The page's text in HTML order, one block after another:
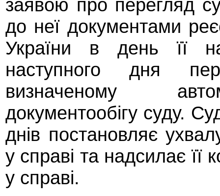
заявою про перегляд
до неї документами
України в день її
наступного дня
визначеному
документообігу суду.
днів постановляє
у справі та надсилає її
у справі.